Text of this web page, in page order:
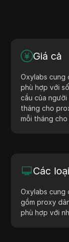
Giá cả
Oxylabs cung
phù hợp với
cầu của
tháng cho
mỗi tháng
Các
Oxylabs cung
gồm proxy
phù hợp với